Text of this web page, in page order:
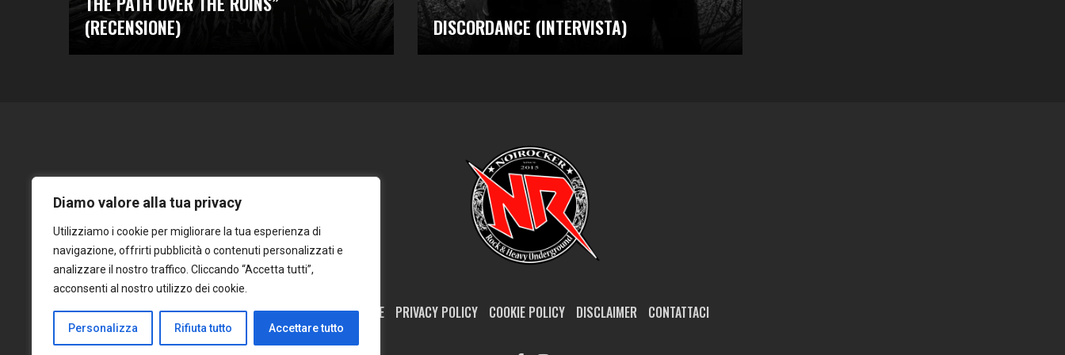
Diamo valore alla tua privacy
Utilizziamo i cookie per migliorare la tua esperienza di
navigazione, offrirti pubblicità o contenuti personalizzati e
analizzare il nostro traffico. Cliccando “Accetta tutti”,
acconsenti al nostro utilizzo dei cookie.
Personalizza Rifiuta tutto Accettare tutto
(RECENSIONE)
DISCORDANCE (INTERVISTA)
HOME PRIVACY POLICY COOKIE POLICY DISCLAIMER CONTATTACI